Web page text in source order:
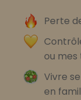
Perte
ou mes
Vivre
en